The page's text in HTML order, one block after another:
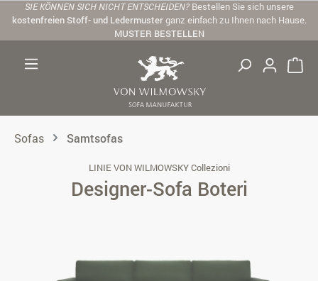
Zum Hauptinhalt springen
SIE KÖNNEN SICH NICHT ENTSCHEIDEN? Bestellen Sie sich unsere
kostenfreien Stoff- und Ledermusterganz einfach zu Ihnen nach Hause.
MUSTER BESTELLEN
Sofas Samtsofas
LINIE VON WILMOWSKY Collezioni
Designer-Sofa Boteri